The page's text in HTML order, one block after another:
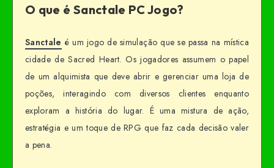
O que é Sanctale PC Jogo?
Sanctale é um jogo de simulação que se passa na mística
cidade de Sacred Heart. Os jogadores assumem o papel
de um alquimista que deve abrir e gerenciar uma loja de
poções, interagindo com diversos clientes enquanto
exploram a história do lugar. É uma mistura de ação,
estratégia e um toque de RPG que faz cada decisão valer
a pena.